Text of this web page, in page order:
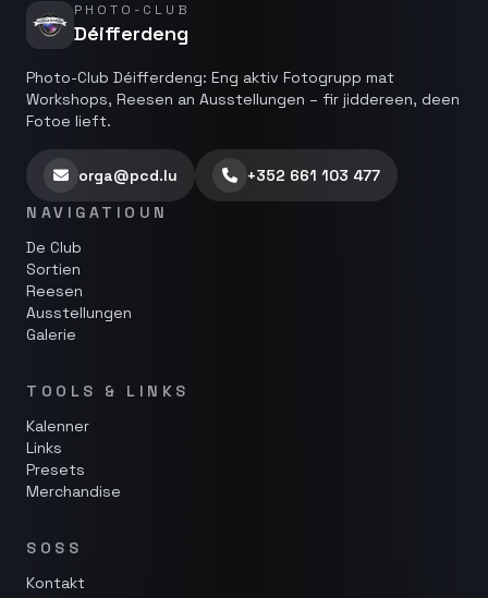
PHOTO-CLUB
Déifferdeng
Photo-Club Déifferdeng: Eng aktiv Fotogrupp mat
Workshops, Reesen an Ausstellungen – fir jiddereen, deen
Fotoe lieft.
orga@pcd.lu
+352 661 103 477
NAVIGATIOUN
De Club
Sortien
Reesen
Ausstellungen
Galerie
TOOLS & LINKS
Kalenner
Links
Presets
Merchandise
SOSS
Kontakt